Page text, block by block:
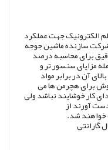
الکترونیک جهت عملکرد
سازنده ماشین جوجه
برای محاسبه درصد
مزایای سنسور تر و
آن در برابر مواد
برای هچرمن ها می
کار خوشایند نباشد ولی
آورند از
خواهند شد.
گارانتی